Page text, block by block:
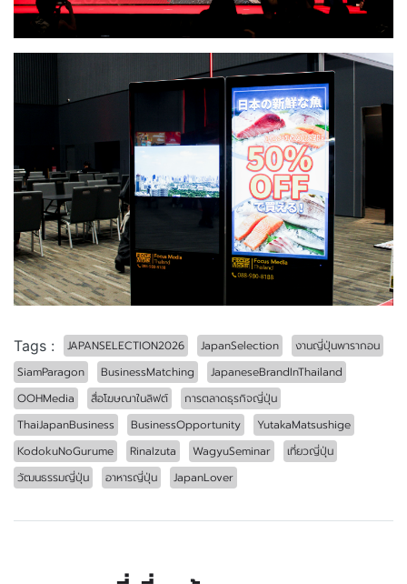
Tags : JAPANSELECTION2026 JapanSelection
งานญี่ปุ่นพารากอน
SiamParagon
BusinessMatching
JapaneseBrandInThailand
OOHMedia
สื่อโฆษณาในลิฟต์
การตลาดธุรกิจญี่ปุ่น
ThaiJapanBusiness
BusinessOpportunity
YutakaMatsushige
KodokuNoGurume
RinaIzuta WagyuSeminar
เที่ยวญี่ปุ่น
วัฒนธรรมญี่ปุ่น
อาหารญี่ปุ่น JapanLover